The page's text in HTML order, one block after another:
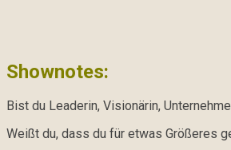
Shownotes:
Bist du Leaderin, Visionärin,
Weißt du, dass du für etwas Größeres